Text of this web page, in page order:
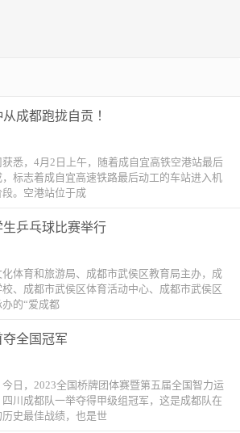
成都跑拢自贡 ！
悉，4月2日上午，随着成自宜高铁空港站最后
标志着成自宜高速铁路最后动工的车站进入机
。空港站位于成
生乒乓球比赛举行
体育和旅游局、成都市武侯区教育局主办，成
、成都市武侯区体育活动中心、成都市武侯区
的“爱成都
全国冠军
日，2023全国桥牌团体赛暨第五届全国智力运
川成都队一举夺得甲级组冠军，这是成都队在
史最佳战绩，也是世